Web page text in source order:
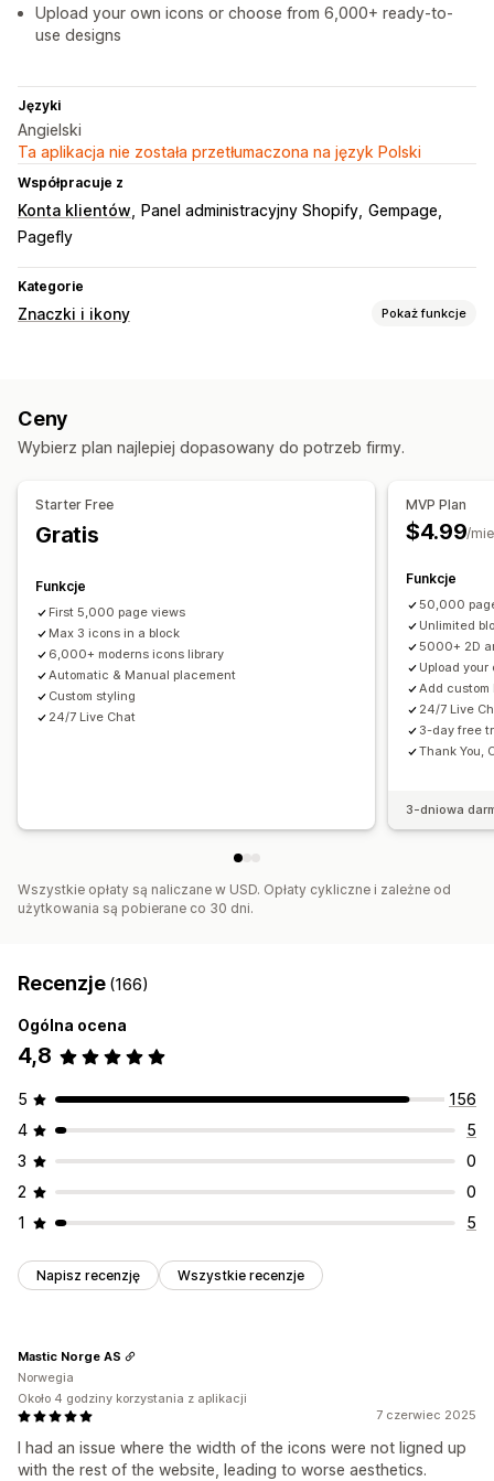
Upload your own icons or choose from 6,000+ ready-to-
use designs
Języki
Angielski
Ta aplikacja nie została przetłumaczona na język Polski
Współpracuje z
Konta klientów Panel administracyjny Shopify Gempage
Pagefly
Kategorie
Znaczki i ikony Pokaż funkcje
Funkcje produktu
Wysyłka
Media społecznościowe Zaufanie Gwarancja
Dymki podpowiedzi
Responsywność na urządzeniach mobilnych
Dla konkretnego urządzenia
Pozycja ikony
Pozycja ręczna
Pasek ogłoszeń
Strony produktu
Ceny
Wybierz plan najlepiej dopasowany do potrzeb firmy.
Starter Free
Gratis
Funkcje
First 5,000 page views
Max 3 icons in a block
6,000+ moderns icons library
Automatic & Manual placement
Custom styling
24/7 Live Chat
MVP Plan
$4.99/
Funkcje
50,000
Unlimited
5000+ 2D
Upload your
Add custom
24/7 Live
3-day free
Thank You,
3-dniowa
Wszystkie opłaty są naliczane w USD. Opłaty cykliczne i zależne od
użytkowania są pobierane co 30 dni.
Recenzje (166)
Ogólna ocena
4,8
5
156
4
5
3
0
2
0
1
5
Napisz recenzję Wszystkie recenzje
7 czerwiec 2025
I had an issue where the width of the icons were not ligned up
with the rest of the website, leading to worse aesthetics.
Mastic Norge AS
Norwegia
Około 4 godziny korzystania z aplikacji